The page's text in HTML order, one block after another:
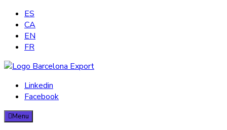
ES
CA
EN
FR
Barcelona Export – Consultoria d'exportació
internationalisation consulting, and commercial support to their
Linkedin
Facebook
Menu